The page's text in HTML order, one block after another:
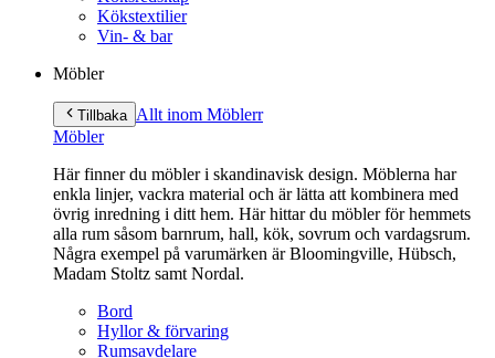
Kökstextilier
Vin- & bar
Möbler
Tillbaka Allt inom Möblerr
Möbler
Här finner du möbler i skandinavisk design. Möblerna har
enkla linjer, vackra material och är lätta att kombinera med
övrig inredning i ditt hem. Här hittar du möbler för hemmets
alla rum såsom barnrum, hall, kök, sovrum och vardagsrum.
Några exempel på varumärken är Bloomingville, Hübsch,
Madam Stoltz samt Nordal.
Bord
Hyllor & förvaring
Rumsavdelare